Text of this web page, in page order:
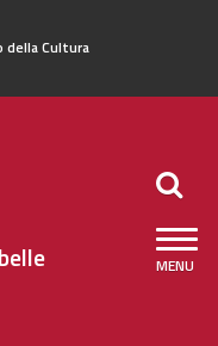
della Cultura